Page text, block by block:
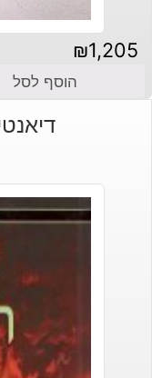
₪1,205
הוסף לסל